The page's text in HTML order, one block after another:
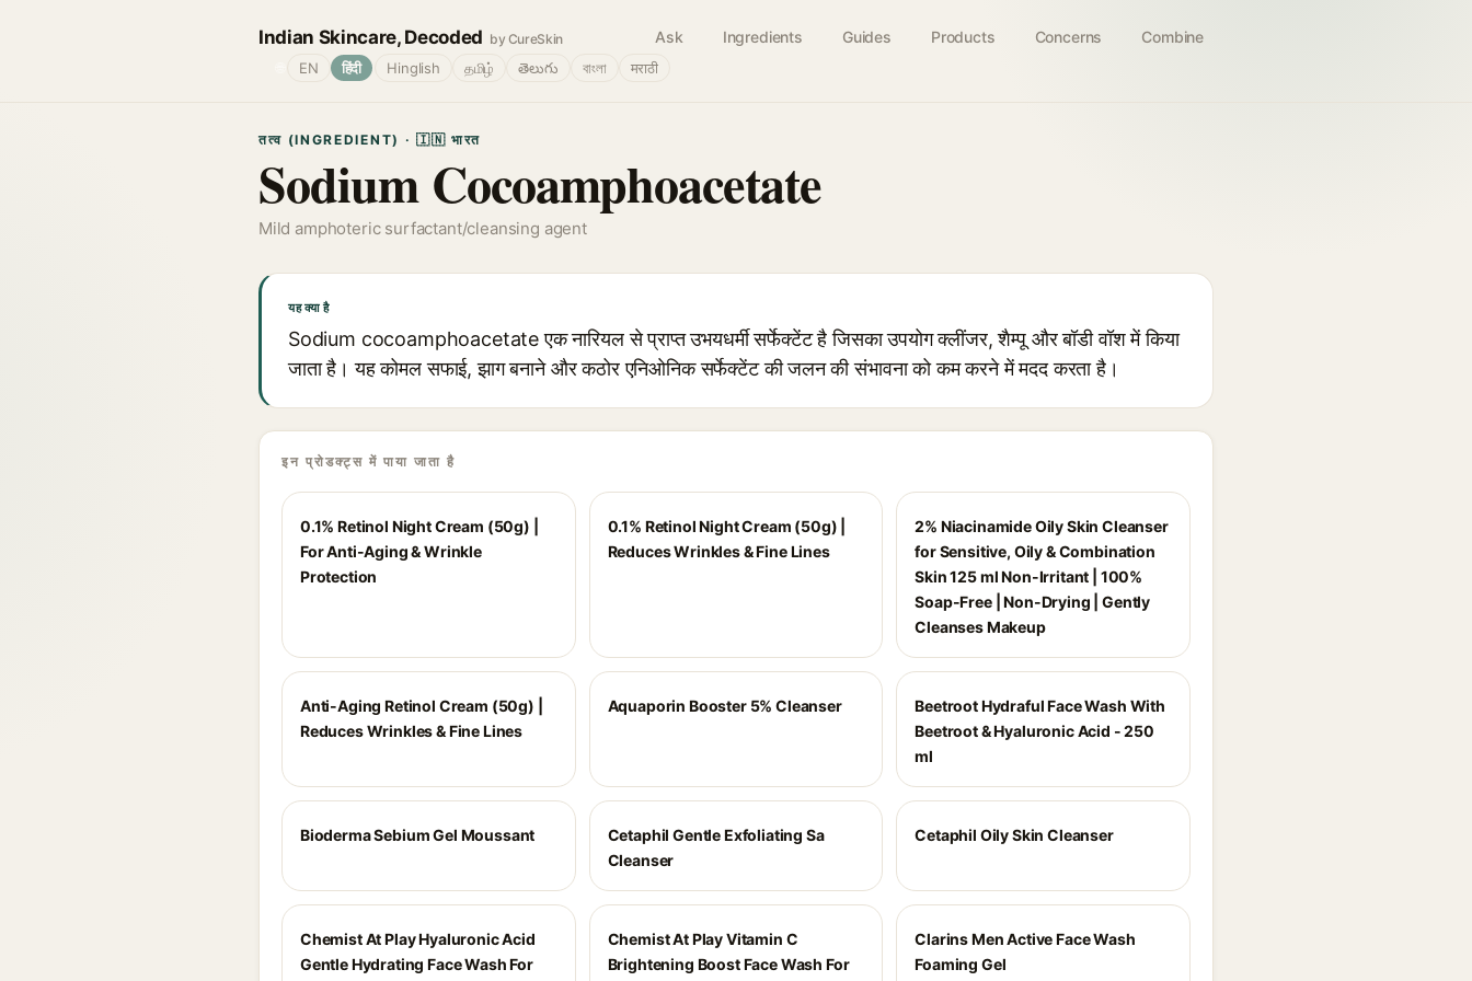
Indian Skincare, Decoded by CureSkin Ask Ingredients Guides Products Concerns Combine
EN हिंदी Hinglish தமிழ் తెలుగు বাংলা मराठी
तत्व (INGREDIENT) · 🇮🇳 भारत
Sodium Cocoamphoacetate
Mild amphoteric surfactant/cleansing agent
यह क्या है
Sodium cocoamphoacetate एक नारियल से प्राप्त उभयधर्मी सर्फेक्टेंट है जिसका उपयोग क्लींजर, शैम्पू और बॉडी वॉश में किया
जाता है। यह कोमल सफाई, झाग बनाने और कठोर एनिओनिक सर्फेक्टेंट की जलन की संभावना को कम करने में मदद करता है।
इन प्रोडक्ट्स में पाया जाता है
0.1% Retinol Night Cream (50g) |
For Anti-Aging & Wrinkle
Protection
0.1% Retinol Night Cream (50g) |
Reduces Wrinkles & Fine Lines
2% Niacinamide Oily Skin Cleanser
for Sensitive, Oily & Combination
Skin 125 ml Non-Irritant | 100%
Soap-Free | Non-Drying | Gently
Cleanses Makeup
Anti-Aging Retinol Cream (50g) |
Reduces Wrinkles & Fine Lines
Aquaporin Booster 5% Cleanser
Beetroot Hydraful Face Wash With
Beetroot & Hyaluronic Acid - 250
ml
Bioderma Sebium Gel Moussant
Cetaphil Gentle Exfoliating Sa
Cleanser
Cetaphil Oily Skin Cleanser
Chemist At Play Hyaluronic Acid
Gentle Hydrating Face Wash For
Chemist At Play Vitamin C
Brightening Boost Face Wash For
Clarins Men Active Face Wash
Foaming Gel